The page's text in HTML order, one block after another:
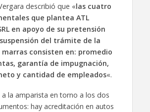
describió que «las cuatro
que plantea ATL
en apoyo de su pretensión
del trámite de la
consisten en: promedio
garantía de impugnación,
y cantidad de empleados«.
a la amparista en torno a los dos
hay acreditación en autos